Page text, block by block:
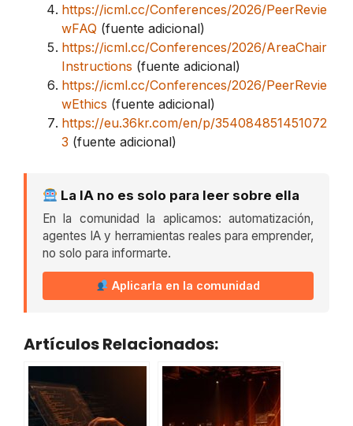
https://icml.cc/Conferences/2026/PeerRevie
wFAQ (fuente adicional)
https://icml.cc/Conferences/2026/AreaChair
Instructions (fuente adicional)
https://icml.cc/Conferences/2026/PeerRevie
wEthics (fuente adicional)
https://eu.36kr.com/en/p/354084851451072
3 (fuente adicional)
La IA no es solo para leer sobre ella
En la comunidad la aplicamos: automatización,
agentes IA y herramientas reales para emprender,
no solo para informarte.
Aplicarla en la comunidad
Artículos Relacionados: